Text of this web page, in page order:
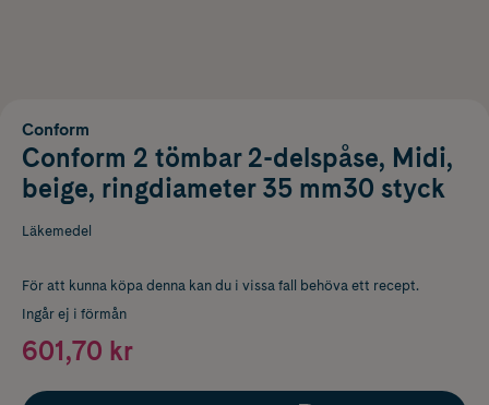
Conform
Conform 2 tömbar 2-delspåse, Midi,
beige, ringdiameter 35 mm30 styck
Läkemedel
För att kunna köpa denna kan du i vissa fall behöva ett recept.
Ingår ej i förmån
601,70 kr